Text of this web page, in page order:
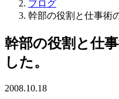
ブログ
幹部の役割と仕事術
幹部の役割と仕
した。
2008.10.18